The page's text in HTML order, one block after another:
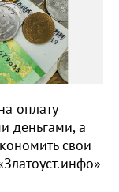
оплату
деньгами, а
свои